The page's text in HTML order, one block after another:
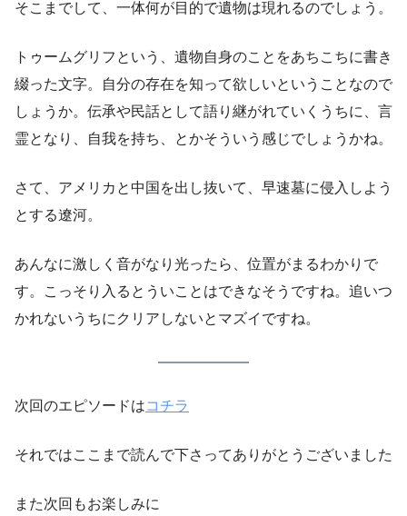
そこまでして、一体何が目的で遺物は現れるのでしょう。
トゥームグリフという、遺物自身のことをあちこちに書き
綴った文字。自分の存在を知って欲しいということなので
しょうか。伝承や民話として語り継がれていくうちに、言
霊となり、自我を持ち、とかそういう感じでしょうかね。
さて、アメリカと中国を出し抜いて、早速墓に侵入しよう
とする遼河。
あんなに激しく音がなり光ったら、位置がまるわかりで
す。こっそり入るとういことはできなそうですね。追いつ
かれないうちにクリアしないとマズイですね。
次回のエピソードはコチラ
それではここまで読んで下さってありがとうございました
また次回もお楽しみに